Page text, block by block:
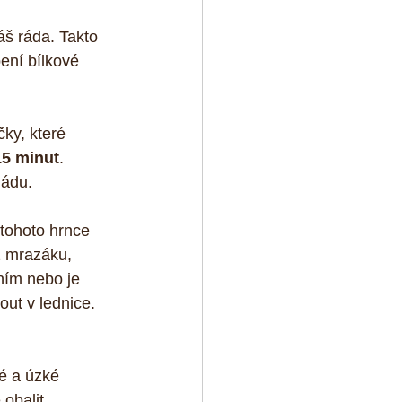
ráda. Takto
bílkové
které
minut.
hrnce
mrazáku,
nebo je
v lednice.
a úzké